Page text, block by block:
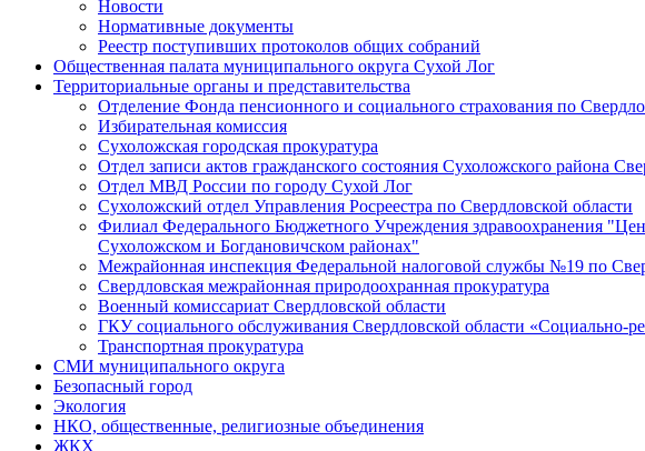
Новости
Нормативные документы
Реестр поступивших протоколов общих собраний
Общественная палата муниципального округа Сухой Лог
Территориальные органы и представительства
Отделение Фонда пенсионного и социального страхования по
Избирательная комиссия
Сухоложская городская прокуратура
Отдел записи актов гражданского состояния Сухоложского района
Отдел МВД России по городу Сухой Лог
Сухоложский отдел Управления Росреестра по Свердловской области
Филиал Федерального Бюджетного Учреждения здравоохранения
Сухоложском и Богдановичском районах"
Межрайонная инспекция Федеральной налоговой службы №19 по
Свердловская межрайонная природоохранная прокуратура
Военный комиссариат Свердловской области
ГКУ социального обслуживания Свердловской области «Социально-
Транспортная прокуратура
СМИ муниципального округа
Безопасный город
Экология
НКО, общественные, религиозные объединения
ЖКХ